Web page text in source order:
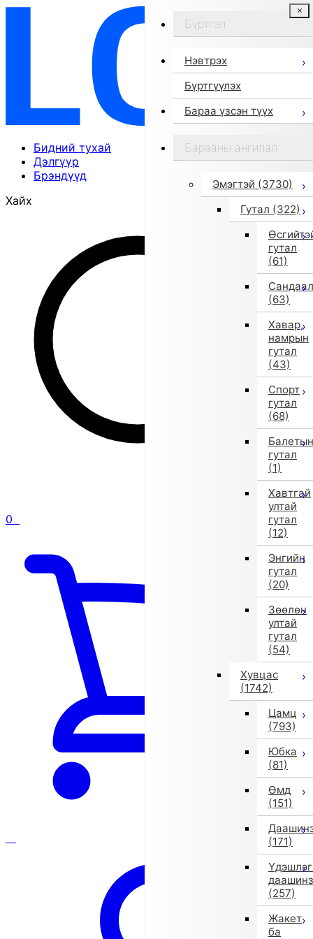
Бидний тухай
Дэлгүүр
Брэндүүд
Хайх
0
Бүртгэл
Нэвтрэх
Бүртгүүлэх
Бараа үзсэн түүх
Барааны ангилал
Эмэгтэй (3730)
Гутал (322)
гутал
(61)
Сандаал
(63)
Хавар,
намрын
гутал
(43)
Спорт
гутал
(68)
Балетын
гутал
(1)
Хавтгай
ултай
гутал
(12)
Энгийн
гутал
(20)
Зөөлөн
ултай
гутал
(54)
Хувцас
(1742)
Цамц
(793)
Юбка
(81)
Өмд
(151)
(171)
даашинз
(257)
Жакет
ба